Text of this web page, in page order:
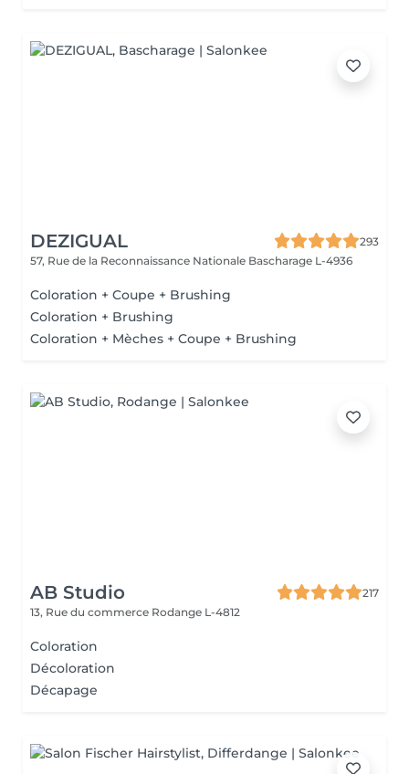
DEZIGUAL
293
57, Rue de la Reconnaissance Nationale Bascharage L-4936
Coloration + Coupe + Brushing
Coloration + Brushing
Coloration + Mèches + Coupe + Brushing
AB Studio
217
13, Rue du commerce Rodange L-4812
Coloration
Décoloration
Décapage